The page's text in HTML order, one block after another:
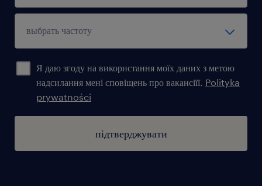
minimum 2–3 lat doświadczenia w
Я даю згоду на використання моїх даних з метою
надсилання мені сповіщень про вакансіїї. Polityka
prywatności
підтверджувати